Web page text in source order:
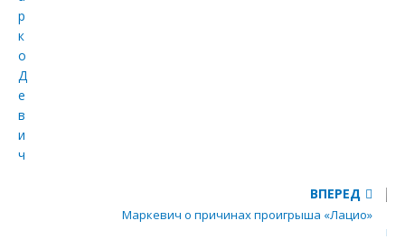
ВПЕРЕД
Маркевич о причинах проигрыша «Лацио»